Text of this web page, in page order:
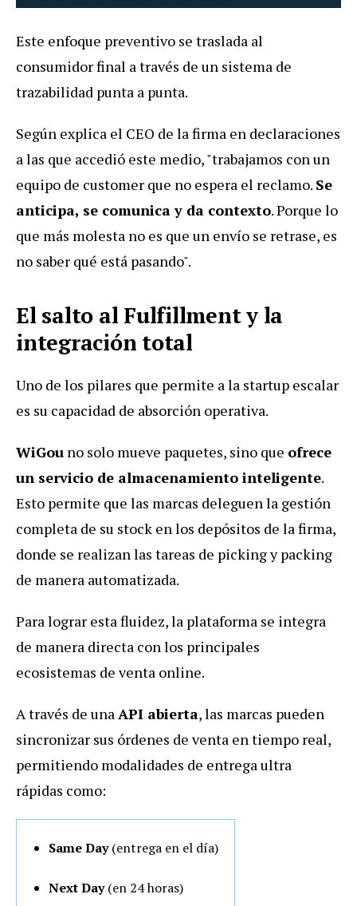
Este enfoque preventivo se traslada al
consumidor final a través de un sistema de
trazabilidad punta a punta.
Según explica el CEO de la firma en declaraciones
a las que accedió este medio, "trabajamos con un
equipo de customer que no espera el reclamo. Se
anticipa, se comunica y da contexto. Porque lo
que más molesta no es que un envío se retrase, es
no saber qué está pasando".
El salto al Fulfillment y la
integración total
Uno de los pilares que permite a la startup escalar
es su capacidad de absorción operativa.
WiGou no solo mueve paquetes, sino que ofrece
un servicio de almacenamiento inteligente.
Esto permite que las marcas deleguen la gestión
completa de su stock en los depósitos de la firma,
donde se realizan las tareas de picking y packing
de manera automatizada.
Para lograr esta fluidez, la plataforma se integra
de manera directa con los principales
ecosistemas de venta online.
A través de unaAPI abierta, las marcas pueden
sincronizar sus órdenes de venta en tiempo real,
permitiendo modalidades de entrega ultra
rápidas como:
Same Day(entrega en el día)
Next Day(en 24 horas)